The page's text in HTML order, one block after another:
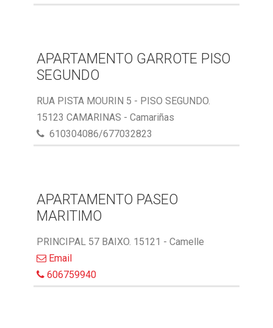
APARTAMENTO GARROTE PISO
SEGUNDO
RUA PISTA MOURIN 5 - PISO SEGUNDO.
15123 CAMARINAS - Camariñas
610304086/677032823
APARTAMENTO PASEO
MARITIMO
PRINCIPAL 57 BAIXO. 15121 - Camelle
Email
606759940